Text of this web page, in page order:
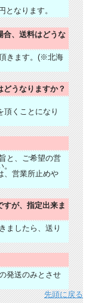
なります。
合、送料はどうな
きます。(※北海
うなりますか？
頂くことになり
と、ご希望の営
、営業所止めや
が、指定出来ま
ましたら、送り
発送のみとさせ
先頭に戻る